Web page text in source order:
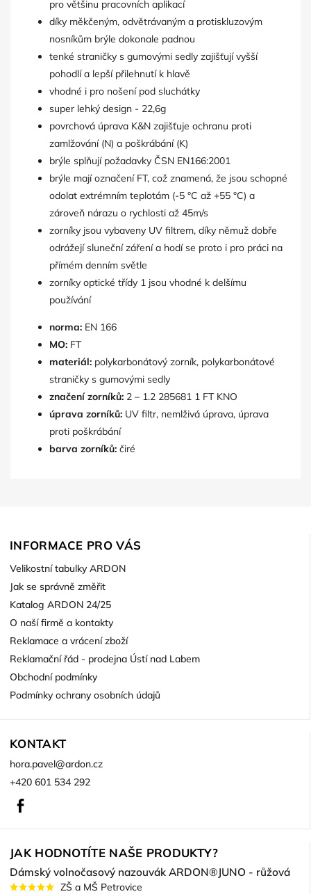
pro většinu pracovních aplikací
díky měkčeným, odvětrávaným a protiskluzovým
nosníkům brýle dokonale padnou
tenké straničky s gumovými sedly zajišťují vyšší
pohodlí a lepší přilehnutí k hlavě
vhodné i pro nošení pod sluchátky
super lehký design - 22,6g
povrchová úprava K&N zajišťuje ochranu proti
zamlžování (N) a poškrábání (K)
brýle splňují požadavky ČSN EN166:2001
brýle mají označení FT, což znamená, že jsou schopné
odolat extrémním teplotám (-5 °C až +55 °C) a
zároveň nárazu o rychlosti až 45m/s
zorníky jsou vybaveny UV filtrem, díky němuž dobře
odrážejí sluneční záření a hodí se proto i pro práci na
přímém denním světle
zorníky optické třídy 1 jsou vhodné k delšímu
používání
norma: EN 166
MO: FT
materiál: polykarbonátový zorník, polykarbonátové
straničky s gumovými sedly
značení zorníků: 2 – 1.2 285681 1 FT KNO
úprava zorníků: UV filtr, nemlživá úprava, úprava
proti poškrábání
barva zorníků: čiré
INFORMACE PRO VÁS
Velikostní tabulky ARDON
Jak se správně změřit
Katalog ARDON 24/25
O naší firmě a kontakty
Reklamace a vrácení zboží
Reklamační řád - prodejna Ústí nad Labem
Obchodní podmínky
Podmínky ochrany osobních údajů
KONTAKT
hora.pavel@ardon.cz
+420 601 534 292
JAK HODNOTÍTE NAŠE PRODUKTY?
Dámský volnočasový nazouvák ARDON®JUNO - růžová
ZŠ a MŠ Petrovice